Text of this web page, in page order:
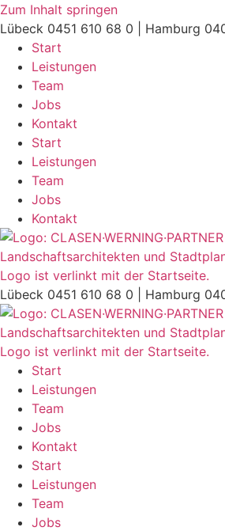
Zum Inhalt springen
Lübeck 0451 610 68 0 | Hamburg
Start
Leistungen
Team
Jobs
Kontakt
Start
Leistungen
Team
Jobs
Kontakt
Lübeck 0451 610 68 0 | Hamburg
Start
Leistungen
Team
Jobs
Kontakt
Start
Leistungen
Team
Jobs